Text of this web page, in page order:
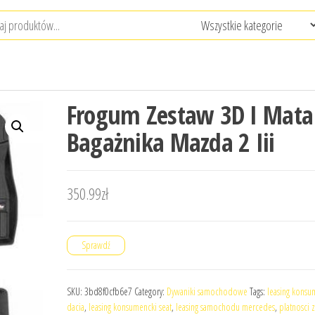
Frogum Zestaw 3D I Mata
Bagażnika Mazda 2 Iii
350.99zł
Sprawdź
SKU: 3bd8f0cfb6e7 Category: Dywaniki samochodowe Tags: leasing
dacia, leasing konsumencki seat, leasing samochodu mercedes, platnosci